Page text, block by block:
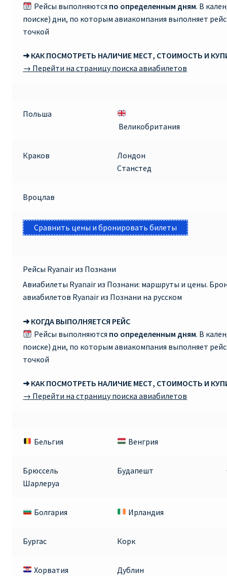
Рейсы выполняются по определенным дням. В
поиске) дни, по которым авиакомпания выполняет
точкой
➜ КАК ПОСМОТРЕТЬ НАЛИЧИЕ МЕСТ, СТОИМОСТЬ И
→ Перейти на страницу поиска авиабилетов
Польша
Великобритания
Краков
Лондон
Станстед
Вроцлав
Сравнить цены и бронировать билеты
Рейсы Ryanair из Познани
Авиабилеты Ryanair из Познани: маршруты и цены.
авиабилетов Ryanair из Познани на русском
➜ КОГДА ВЫПОЛНЯЕТСЯ РЕЙС
Рейсы выполняются по определенным дням. В
поиске) дни, по которым авиакомпания выполняет
точкой
➜ КАК ПОСМОТРЕТЬ НАЛИЧИЕ МЕСТ, СТОИМОСТЬ И
→ Перейти на страницу поиска авиабилетов
Бельгия Венгрия
Брюссель
Шарлеруа
Будапешт
Болгария Ирландия
Бургас Корк
Хорватия Дублин